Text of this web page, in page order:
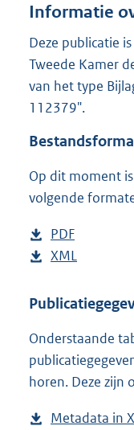
Informatie
Deze publicatie
Tweede Kamer
van het type
112379".
Op dit moment
volgende
D
o
n
o
a
d
PDF
e
t
n
d
s
D
w
l
o
a
XML
s
a
n
d
Onderstaande
horen. Deze zijn
Metadata in